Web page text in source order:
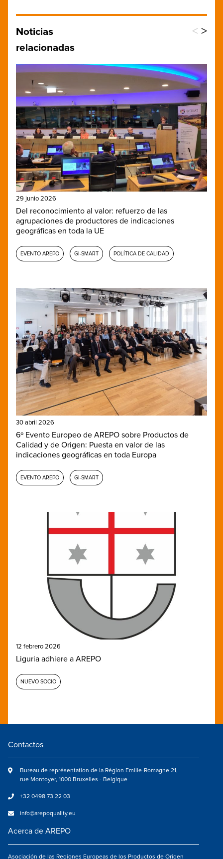
Noticias
relacionadas
< >
29 junio 2026
Del reconocimiento al valor: refuerzo de las
agrupaciones de productores de indicaciones
geográficas en toda la UE
EVENTO AREPO GI-SMART POLÍTICA DE CALIDAD
30 abril 2026
6º Evento Europeo de AREPO sobre Productos de
Calidad y de Origen: Puesta en valor de las
indicaciones geográficas en toda Europa
EVENTO AREPO GI-SMART
12 febrero 2026
Liguria adhiere a AREPO
NUEVO SOCIO
Contactos
Bureau de représentation de la Région Emilie-Romagne 21,
rue Montoyer, 1000 Bruxelles - Belgique
+32 0498 73 22 03
info@arepoquality.eu
Acerca de AREPO
Asociación de las Regiones Europeas de los Productos de Origen